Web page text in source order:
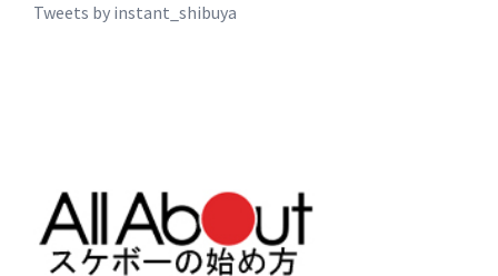
Tweets by instant_shibuya